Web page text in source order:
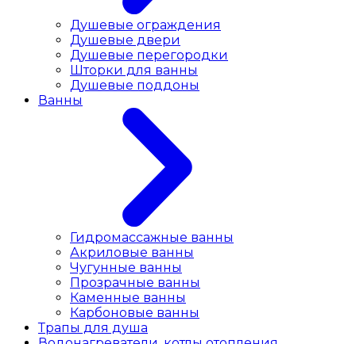
Душевые ограждения
Душевые двери
Душевые перегородки
Шторки для ванны
Душевые поддоны
Ванны
Гидромассажные ванны
Акриловые ванны
Чугунные ванны
Прозрачные ванны
Каменные ванны
Карбоновые ванны
Трапы для душа